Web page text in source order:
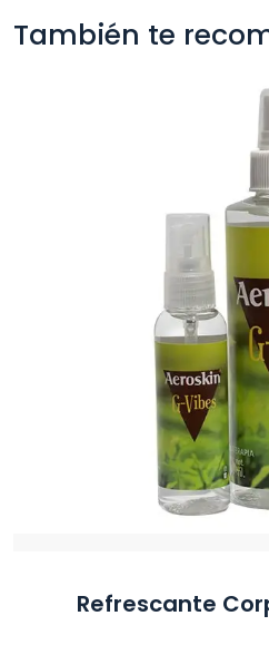
También te
Refrescante